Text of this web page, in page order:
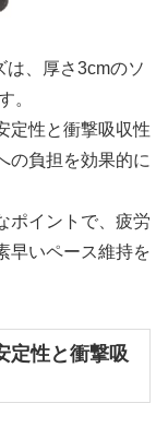
は、厚さ3cmのソ
。
定性と衝撃吸収性
の負担を効果的に
ポイントで、疲労
早いペース維持を
定性と衝撃吸